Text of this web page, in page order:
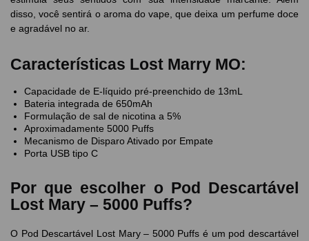
disso, você sentirá o aroma do vape, que deixa um perfume doce
e agradável no ar.
Características Lost Marry MO:
Capacidade de E-líquido pré-preenchido de 13mL
Bateria integrada de 650mAh
Formulação de sal de nicotina a 5%
Aproximadamente 5000 Puffs
Mecanismo de Disparo Ativado por Empate
Porta USB tipo C
Por que escolher o Pod Descartável
Lost Mary – 5000 Puffs?
O Pod Descartável Lost Mary – 5000 Puffs é um pod descartável